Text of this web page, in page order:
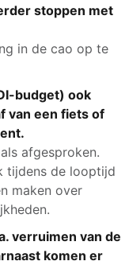
stoppen met
in de cao op te
budget) ook
van een fiets of
afgesproken.
tijdens de looptijd
maken over
verruimen van de
komen er